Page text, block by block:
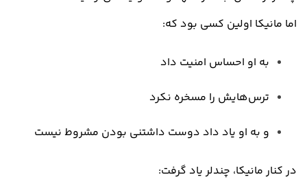
اما مانیکا اولین کسی بود که:
به او احساس امنیت داد
ترس‌هایش را مسخره نکرد
و به او یاد داد دوست‌ داشتنی بودن مشروط نیست
در کنار مانیکا، چندلر یاد گرفت: